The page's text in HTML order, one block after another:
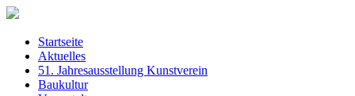
Startseite
Aktuelles
51. Jahresausstellung Kunstverein
Baukultur